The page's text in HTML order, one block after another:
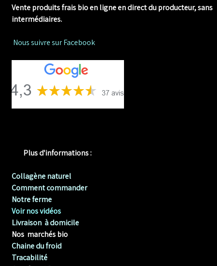
Vente produits frais bio en ligneen direct du producteur, sans
intermédiaires.
Nous suivre sur Facebook
Plus d'informations :
Collagène naturel
Comment commander
Notre ferme
Voir nos vidéos
Livraison à domicile
Nos marchés bio
Chaine du froid
Tracabilité